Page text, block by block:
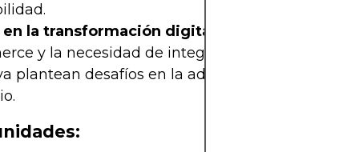
en la transformación digital:
y la necesidad de integrar canales digitales
plantean desafíos en la adaptación del modelo